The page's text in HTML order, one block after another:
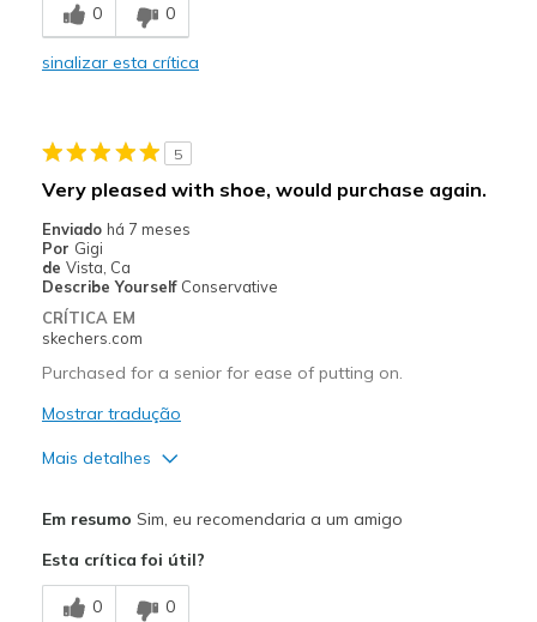
Comfortable
Casual Wear
Width
Sizing
View On Shoes
Shoes are for Wearing
0 0
sinalizar esta crítica
5
Very pleased with shoe, would purchase again.
Enviado há 7 meses
Por Gigi
de Vista, Ca
Describe Yourself Conservative
CRÍTICA EM
skechers.com
Purchased for a senior for ease of putting on.
Mostrar tradução
Mais detalhes
Going Out
Em resumo Sim, eu recomendaria a um amigo
Esta crítica foi útil?
0 0